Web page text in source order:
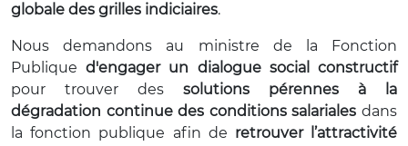
globale des grilles indiciaires.
Nous demandons au ministre de la Fonction
Publiqued'engager un dialogue social constructif
pour trouver des solutions pérennes à la
dégradation continue des conditions salariales dans
la fonction publique afin de retrouver l’attractivité